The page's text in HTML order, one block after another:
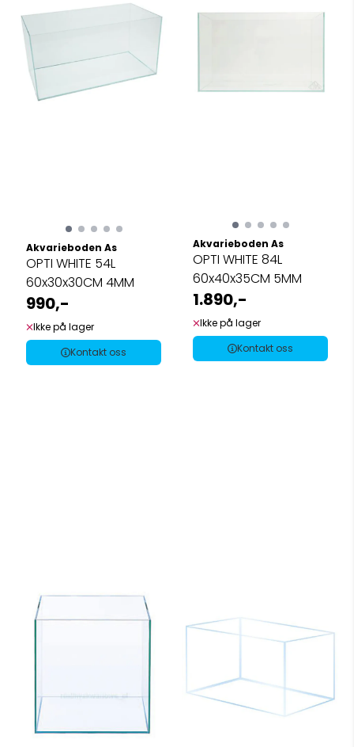
Akvarieboden As
OPTI WHITE 54L
60x30x30CM 4MM
990,-
Ikke på lager
Kontakt oss
Akvarieboden As
OPTI WHITE 84L
60x40x35CM 5MM
1.890,-
Ikke på lager
Kontakt oss